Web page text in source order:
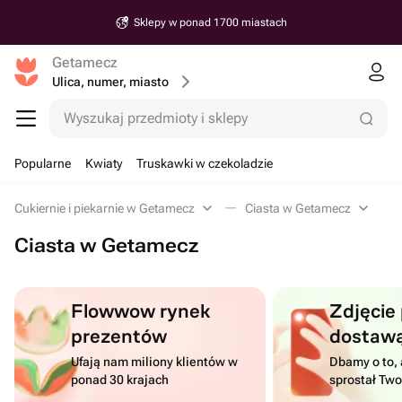
Sklepy w ponad 1700 miastach
Getamecz
Ulica, numer, miasto
Wyszukaj przedmioty i sklepy
Popularne Kwiaty Truskawki w czekoladzie
Cukiernie i piekarnie w Getamecz Ciasta w Getamecz
Ciasta w Getamecz
Flowwow rynek
prezentów
Ufają nam miliony klientów w
ponad 30 krajach
Dbamy o to,
sprostał